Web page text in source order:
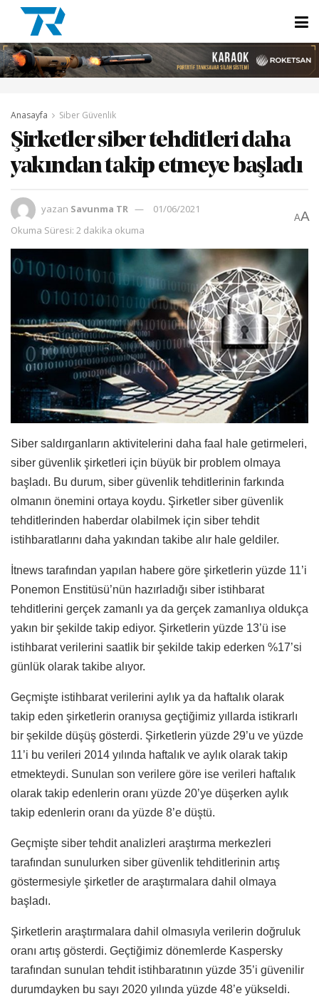
Anasayfa Siber Güvenlik
Şirketler siber tehditleri daha
yakından takip etmeye başladı
yazan Savunma TR
01/06/2021
Okuma Süresi: 2 dakika okuma
AA
Siber saldırganların aktivitelerini daha faal hale getirmeleri,
siber güvenlik şirketleri için büyük bir problem olmaya
başladı. Bu durum, siber güvenlik tehditlerinin farkında
olmanın önemini ortaya koydu. Şirketler siber güvenlik
tehditlerinden haberdar olabilmek için siber tehdit
istihbaratlarını daha yakından takibe alır hale geldiler.
İtnews tarafından yapılan habere göre şirketlerin yüzde 11’i
Ponemon Enstitüsü’nün hazırladığı siber istihbarat
tehditlerini gerçek zamanlı ya da gerçek zamanlıya oldukça
yakın bir şekilde takip ediyor. Şirketlerin yüzde 13’ü ise
istihbarat verilerini saatlik bir şekilde takip ederken %17’si
günlük olarak takibe alıyor.
Geçmişte istihbarat verilerini aylık ya da haftalık olarak
takip eden şirketlerin oranıysa geçtiğimiz yıllarda istikrarlı
bir şekilde düşüş gösterdi. Şirketlerin yüzde 29’u ve yüzde
11’i bu verileri 2014 yılında haftalık ve aylık olarak takip
etmekteydi. Sunulan son verilere göre ise verileri haftalık
olarak takip edenlerin oranı yüzde 20’ye düşerken aylık
takip edenlerin oranı da yüzde 8’e düştü.
Geçmişte siber tehdit analizleri araştırma merkezleri
tarafından sunulurken siber güvenlik tehditlerinin artış
göstermesiyle şirketler de araştırmalara dahil olmaya
başladı.
Şirketlerin araştırmalara dahil olmasıyla verilerin doğruluk
oranı artış gösterdi. Geçtiğimiz dönemlerde Kaspersky
tarafından sunulan tehdit istihbaratının yüzde 35’i güvenilir
durumdayken bu sayı 2020 yılında yüzde 48’e yükseldi.